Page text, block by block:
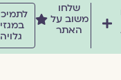
שלחו
משוב על
האתר
לתמיכה
במגזין
גלויה